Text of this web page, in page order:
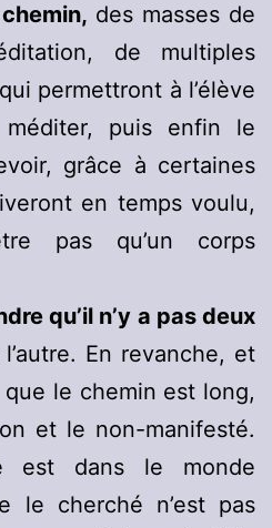
des masses de
de multiples
permettront à l’élève
puis enfin le
grâce à certaines
en temps voulu,
pas qu’un corps
qu’il n’y a pas deux
En revanche, et
que le chemin est long,
et le non-manifesté.
est dans le monde
le cherché n’est pas